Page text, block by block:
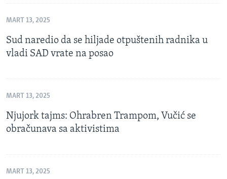
MART 13, 2025
Sud naredio da se hiljade otpuštenih radnika u
vladi SAD vrate na posao
MART 13, 2025
Njujork tajms: Ohrabren Trampom, Vučić se
obračunava sa aktivistima
MART 13, 2025